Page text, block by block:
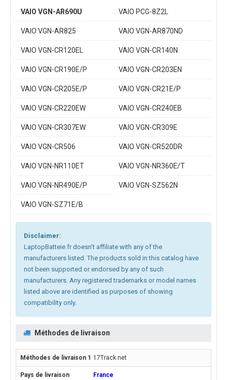
VAIO VGN-AR690U VAIO PCG-8Z2L
VAIO VGN-AR825 VAIO VGN-AR870ND
VAIO VGN-CR120EL VAIO VGN-CR140N
VAIO VGN-CR190E/P VAIO VGN-CR203EN
VAIO VGN-CR205E/P VAIO VGN-CR21E/P
VAIO VGN-CR220EW VAIO VGN-CR240EB
VAIO VGN-CR307EW VAIO VGN-CR309E
VAIO VGN-CR506 VAIO VGN-CR520DR
VAIO VGN-NR110ET VAIO VGN-NR360E/T
VAIO VGN-NR490E/P VAIO VGN-SZ562N
VAIO VGN-SZ71E/B
Disclaimer:
LaptopBatteie.fr doesn't affiliate with any of the
manufacturers listed. The products sold in this catalog have
not been supported or endorsed by any of such
manufacturers. Any registered trademarks or model names
listed above are identified as purposes of showing
compatibility only.
Méthodes de livraison
17Track.net
France